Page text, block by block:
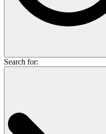
Search for: